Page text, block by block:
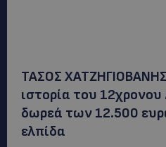
ΤΑΣΟΣ
ιστορία του
δωρεά των 12.500
ελπίδα